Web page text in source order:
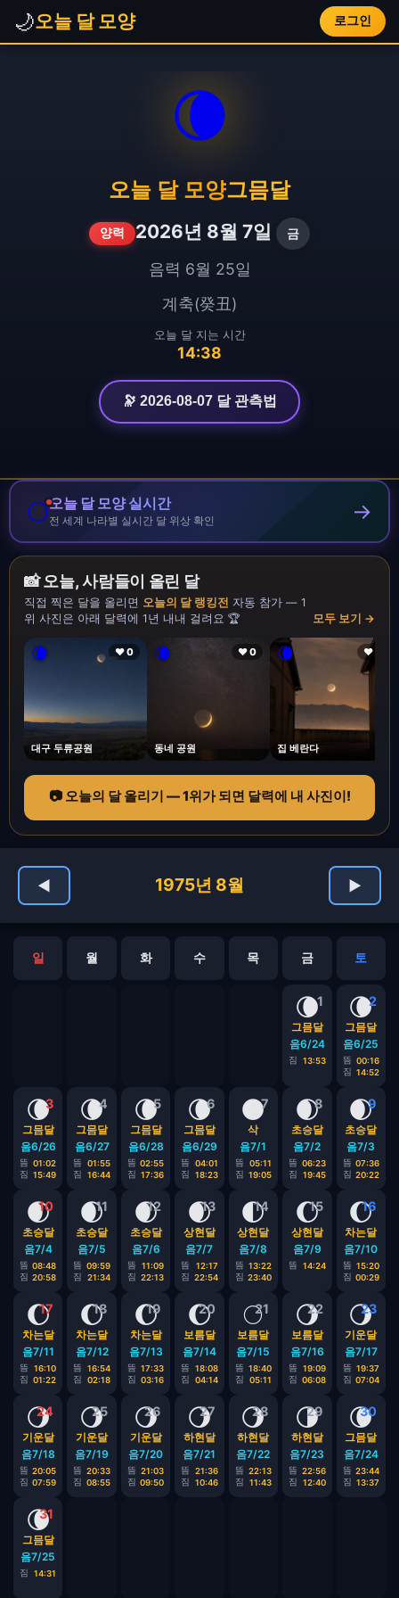
🌙오늘 달 모양 로그인
🌘
오늘 달 모양그믐달
양력 2026년 8월 7일 금
음력 6월 25일
계축(癸丑)
오늘 달 지는 시간
14:38
🔭 2026-08-07 달 관측법
🌕오늘 달 모양 실시간
전 세계 나라별 실시간 달 위상 확인 →
📸 오늘, 사람들이 올린 달
직접 찍은 달을 올리면 오늘의 달 랭킹전 자동 참가 — 1
위 사진은 아래 달력에 1년 내내 걸려요 🏆
모두 보기 →
🌘 ❤ 0
대구 두류공원
🌘 ❤ 0
동네 공원
🌘 ❤ 1
집 베란다
📷 오늘의 달 올리기 — 1위가 되면 달력에 내 사진이!
◀ 1975년 8월 ▶
일 월 화 수 목 금 토
1
🌘
그믐달
음6/24
짐 13:53
2
🌘
그믐달
음6/25
뜸 00:16
짐 14:52
3
🌘
그믐달
음6/26
뜸 01:02
짐 15:49
4
🌘
그믐달
음6/27
뜸
01:55
짐
16:44
5
🌘
그믐달
음6/28
뜸 02:55
짐 17:36
6
🌘
그믐달
음6/29
뜸
04:01
짐
18:23
7
🌑
삭
음7/1
뜸
05:11
짐 19:05
8
🌒
초승달
음7/2
뜸 06:23
짐
19:45
9
🌒
초승달
음7/3
뜸 07:36
짐 20:22
10
🌒
초승달
음7/4
뜸 08:48
짐 20:58
11
🌒
초승달
음7/5
뜸 09:59
짐
21:34
12
🌒
초승달
음7/6
뜸
11:09
짐 22:13
13
🌒
상현달
음7/7
뜸
12:17
짐 22:54
14
🌓
상현달
음7/8
뜸 13:22
짐 23:40
15
🌔
상현달
음7/9
뜸 14:24
16
🌔
차는달
음7/10
뜸 15:20
짐 00:29
17
🌔
차는달
음7/11
뜸
16:10
짐 01:22
18
🌔
차는달
음7/12
뜸
16:54
짐
02:18
19
🌔
차는달
음7/13
뜸 17:33
짐 03:16
20
🌔
보름달
음7/14
뜸
18:08
짐
04:14
21
🌕
보름달
음7/15
뜸 18:40
짐
05:11
22
🌖
보름달
음7/16
뜸
19:09
짐 06:08
23
🌖
기운달
음7/17
뜸 19:37
짐 07:04
24
🌖
기운달
음7/18
뜸 20:05
짐 07:59
25
🌖
기운달
음7/19
뜸 20:33
짐 08:55
26
🌖
기운달
음7/20
뜸 21:03
짐 09:50
27
🌖
하현달
음7/21
뜸
21:36
짐
10:46
28
🌖
하현달
음7/22
뜸 22:13
짐
11:43
29
🌗
하현달
음7/23
뜸 22:56
짐
12:40
30
🌘
그믐달
음7/24
뜸 23:44
짐 13:37
31
🌘
그믐달
음7/25
짐 14:31